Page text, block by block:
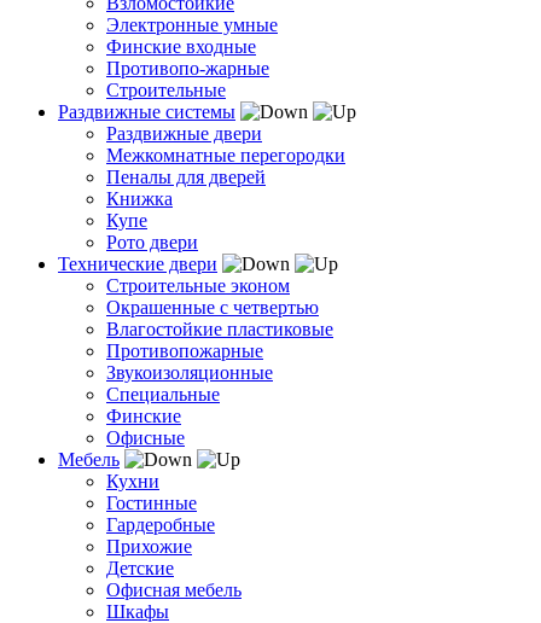
Электронные умные
Финские входные
Противопо-жарные
Строительные
Раздвижные системы
Раздвижные двери
Межкомнатные перегородки
Пеналы для дверей
Книжка
Купе
Рото двери
Технические двери
Строительные эконом
Окрашенные с четвертью
Влагостойкие пластиковые
Противопожарные
Звукоизоляционные
Специальные
Финские
Офисные
Мебель
Кухни
Гостинные
Гардеробные
Прихожие
Детские
Офисная мебель
Шкафы